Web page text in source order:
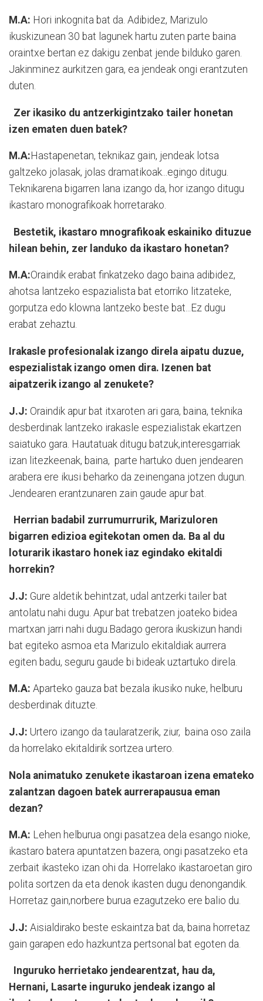
M.A: Hori inkognita bat da. Adibidez, Marizulo
ikuskizunean 30 bat lagunek hartu zuten parte baina
oraintxe bertan ez dakigu zenbat jende bilduko garen.
Jakinminez aurkitzen gara, ea jendeak ongi erantzuten
duten.
Zer ikasiko du antzerkigintzako tailer honetan
izen ematen duen batek?
M.A: Hastapenetan, teknikaz gain, jendeak lotsa
galtzeko jolasak, jolas dramatikoak...egingo ditugu.
Teknikarena bigarren lana izango da, hor izango ditugu
ikastaro monografikoak horretarako.
Bestetik, ikastaro mnografikoak eskainiko dituzue
hilean behin, zer landuko da ikastaro honetan?
M.A:Oraindik erabat finkatzeko dago baina adibidez,
ahotsa lantzeko espazialista bat etorriko litzateke,
gorputza edo klowna lantzeko beste bat...Ez dugu
erabat zehaztu.
Irakasle profesionalak izango direla aipatu duzue,
espezialistak izango omen dira. Izenen bat
aipatzerik izango al zenukete?
J.J: Oraindik apur bat itxaroten ari gara, baina, teknika
desberdinak lantzeko irakasle espezialistak ekartzen
saiatuko gara. Hautatuak ditugu batzuk,interesgarriak
izan litezkeenak, baina, parte hartuko duen jendearen
arabera ere ikusi beharko da zeinengana jotzen dugun.
Jendearen erantzunaren zain gaude apur bat.
Herrian badabil zurrumurrurik, Marizuloren
bigarren edizioa egitekotan omen da. Ba al du
loturarik ikastaro honek iaz egindako ekitaldi
horrekin?
J.J: Gure aldetik behintzat, udal antzerki tailer bat
antolatu nahi dugu. Apur bat trebatzen joateko bidea
martxan jarri nahi dugu.Badago gerora ikuskizun handi
bat egiteko asmoa eta Marizulo ekitaldiak aurrera
egiten badu, seguru gaude bi bideak uztartuko direla.
M.A: Aparteko gauza bat bezala ikusiko nuke, helburu
desberdinak dituzte.
J.J: Urtero izango da taularatzerik, ziur, baina oso zaila
da horrelako ekitaldirik sortzea urtero.
Nola animatuko zenukete ikastaroan izena emateko
zalantzan dagoen batek aurrerapausua eman
dezan?
M.A: Lehen helburua ongi pasatzea dela esango nioke,
ikastaro batera apuntatzen bazera, ongi pasatzeko eta
zerbait ikasteko izan ohi da. Horrelako ikastaroetan giro
polita sortzen da eta denok ikasten dugu denongandik.
Horretaz gain,norbere burua ezagutzeko ere balio du.
J.J: Aisialdirako beste eskaintza bat da, baina horretaz
gain garapen edo hazkuntza pertsonal bat egoten da.
Inguruko herrietako jendearentzat, hau da,
Hernani, Lasarte inguruko jendeak izango al